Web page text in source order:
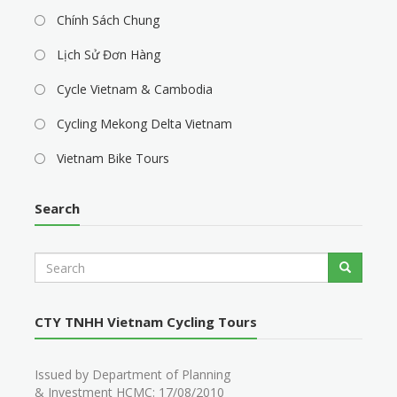
Chính Sách Chung
Lịch Sử Đơn Hàng
Cycle Vietnam & Cambodia
Cycling Mekong Delta Vietnam
Vietnam Bike Tours
Search
e
c
Search
CTY TNHH Vietnam Cycling Tours
Issued by Department of Planning
& Investment HCMC: 17/08/2010